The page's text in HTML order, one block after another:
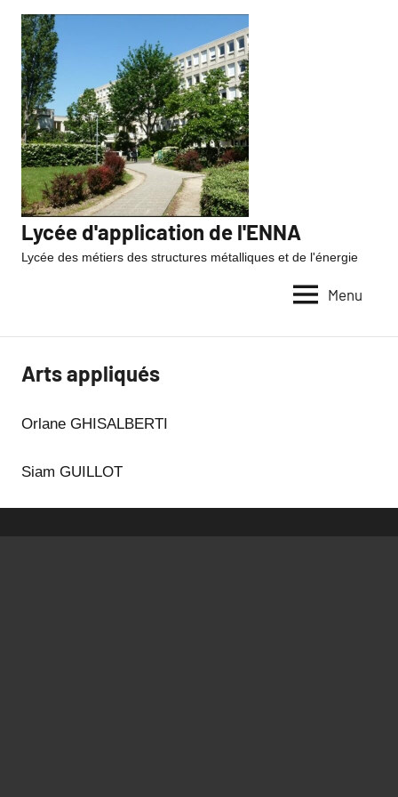
Lycée d'application de l'ENNA
Lycée des métiers des structures métalliques et de l'énergie
Menu
Arts appliqués
Orlane GHISALBERTI
Siam GUILLOT